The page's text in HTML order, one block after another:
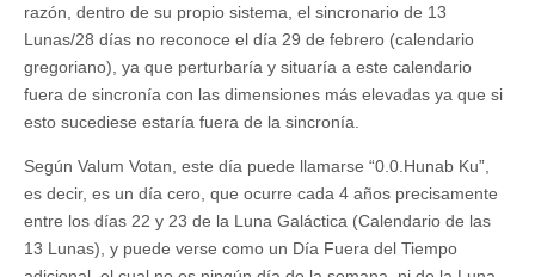
razón, dentro de su propio sistema, el sincronario de 13
Lunas/28 días no reconoce el día 29 de febrero (calendario
gregoriano), ya que perturbaría y situaría a este calendario
fuera de sincronía con las dimensiones más elevadas ya que si
esto sucediese estaría fuera de la sincronía.
Según Valum Votan, este día puede llamarse “0.0.Hunab Ku”,
es decir, es un día cero, que ocurre cada 4 años precisamente
entre los días 22 y 23 de la Luna Galáctica (Calendario de las
13 Lunas), y puede verse como un Día Fuera del Tiempo